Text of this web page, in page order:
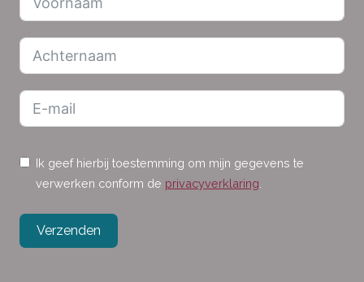
Ik geef hierbij toestemming om mijn gegevens te
verwerken conform de privacyverklaring
Verzenden